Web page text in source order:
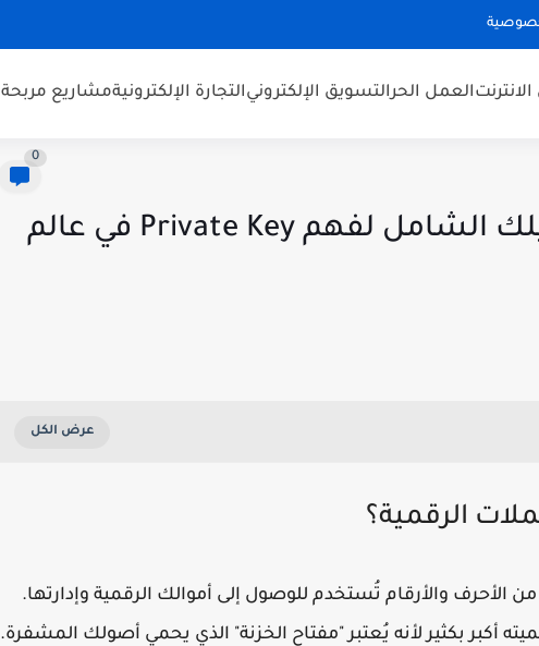
العمل الحرالتسويق الإلكترونيالتجارة الإلكترونيةمشاريع مربحة
0
ما هو المفتاح الخاص؟ دليلك الشامل لفهم Private Key في عالم
الرقمية؟
والأرقام تُستخدم للوصول إلى أموالك الرقمية وإدارتها.
أكبر بكثير لأنه يُعتبر "مفتاح الخزنة" الذي يحمي أصولك المشفرة.